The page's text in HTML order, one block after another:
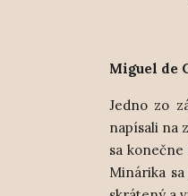
Miguel de
Jedno zo
napísali na
sa
Minárika